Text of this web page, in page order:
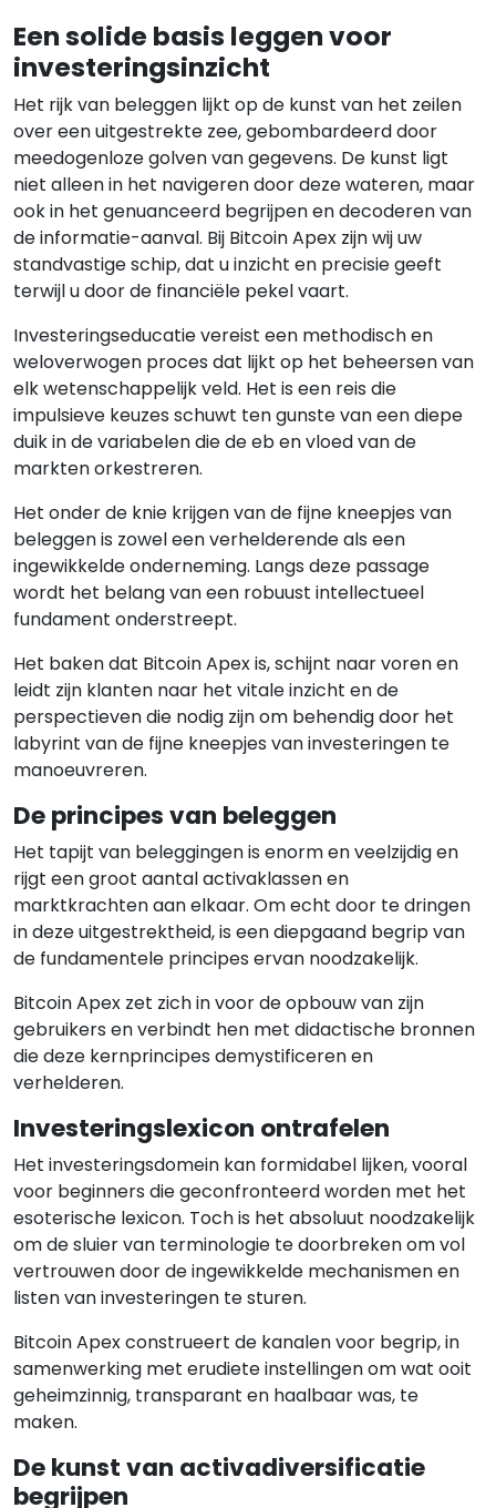
Een solide basis leggen voor
investeringsinzicht
Het rijk van beleggen lijkt op de kunst van het zeilen
over een uitgestrekte zee, gebombardeerd door
meedogenloze golven van gegevens. De kunst ligt
niet alleen in het navigeren door deze wateren, maar
ook in het genuanceerd begrijpen en decoderen van
de informatie-aanval. Bij Bitcoin Apex zijn wij uw
standvastige schip, dat u inzicht en precisie geeft
terwijl u door de financiële pekel vaart.
Investeringseducatie vereist een methodisch en
weloverwogen proces dat lijkt op het beheersen van
elk wetenschappelijk veld. Het is een reis die
impulsieve keuzes schuwt ten gunste van een diepe
duik in de variabelen die de eb en vloed van de
markten orkestreren.
Het onder de knie krijgen van de fijne kneepjes van
beleggen is zowel een verhelderende als een
ingewikkelde onderneming. Langs deze passage
wordt het belang van een robuust intellectueel
fundament onderstreept.
Het baken dat Bitcoin Apex is, schijnt naar voren en
leidt zijn klanten naar het vitale inzicht en de
perspectieven die nodig zijn om behendig door het
labyrint van de fijne kneepjes van investeringen te
manoeuvreren.
De principes van beleggen
Het tapijt van beleggingen is enorm en veelzijdig en
rijgt een groot aantal activaklassen en
marktkrachten aan elkaar. Om echt door te dringen
in deze uitgestrektheid, is een diepgaand begrip van
de fundamentele principes ervan noodzakelijk.
Bitcoin Apex zet zich in voor de opbouw van zijn
gebruikers en verbindt hen met didactische bronnen
die deze kernprincipes demystificeren en
verhelderen.
Investeringslexicon ontrafelen
Het investeringsdomein kan formidabel lijken, vooral
voor beginners die geconfronteerd worden met het
esoterische lexicon. Toch is het absoluut noodzakelijk
om de sluier van terminologie te doorbreken om vol
vertrouwen door de ingewikkelde mechanismen en
listen van investeringen te sturen.
Bitcoin Apex construeert de kanalen voor begrip, in
samenwerking met erudiete instellingen om wat ooit
geheimzinnig, transparant en haalbaar was, te
maken.
De kunst van activadiversificatie
begrijpen